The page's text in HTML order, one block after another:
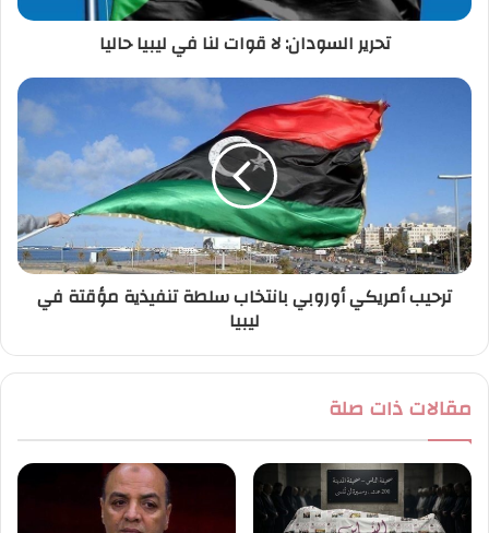
ر
ي
تحرير السودان: لا قوات لنا في ليبيا حاليا
ترحيب أمريكي أوروبي بانتخاب سلطة تنفيذية مؤقتة في
ليبيا
مقالات ذات صلة